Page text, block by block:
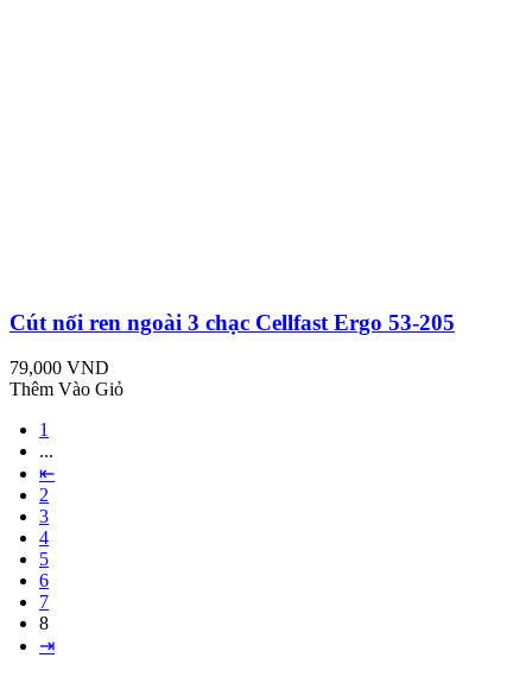
Cút nối ren ngoài 3 chạc Cellfast Ergo 53-205
79,000 VND
Thêm Vào Giỏ
1
...
⇤
2
3
4
5
6
7
8
⇥